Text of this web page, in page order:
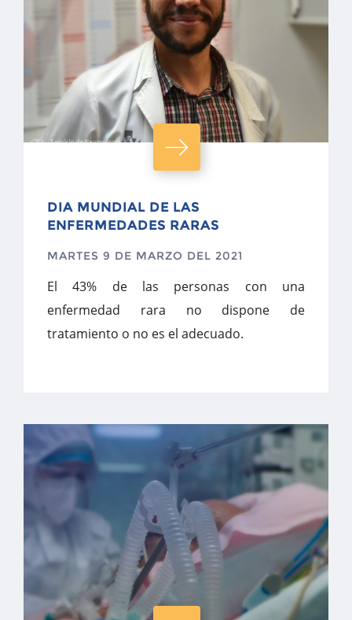
DIA MUNDIAL DE LAS
ENFERMEDADES RARAS
MARTES 9 DE MARZO DEL 2021
El 43% de las personas con una
enfermedad rara no dispone de
tratamiento o no es el adecuado.